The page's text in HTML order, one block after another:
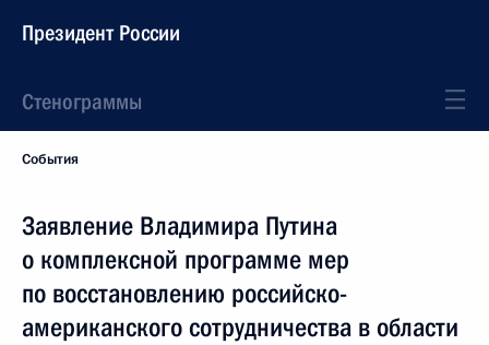
Президент России
Стенограммы
События
Заявление Владимира Путина
о комплексной программе мер
по восстановлению российско-
американского сотрудничества в области